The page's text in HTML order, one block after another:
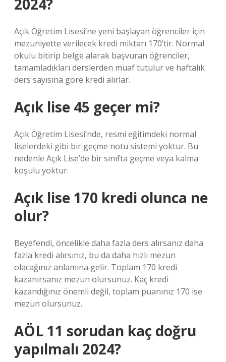
2024?
Açık Öğretim Lisesi’ne yeni başlayan öğrenciler için
mezuniyette verilecek kredi miktarı 170’tir. Normal
okulu bitirip belge alarak başvuran öğrenciler,
tamamladıkları derslerden muaf tutulur ve haftalık
ders sayısına göre kredi alırlar.
Açık lise 45 geçer mi?
Açık Öğretim Lisesi’nde, resmi eğitimdeki normal
liselerdeki gibi bir geçme notu sistemi yoktur. Bu
nedenle Açık Lise’de bir sınıfta geçme veya kalma
koşulu yoktur.
Açık lise 170 kredi olunca ne
olur?
Beyefendi, öncelikle daha fazla ders alırsanız daha
fazla kredi alırsınız, bu da daha hızlı mezun
olacağınız anlamına gelir. Toplam 170 kredi
kazanırsanız mezun olursunuz. Kaç kredi
kazandığınız önemli değil, toplam puanınız 170 ise
mezun olursunuz.
AÖL 11 sorudan kaç doğru
yapılmalı 2024?